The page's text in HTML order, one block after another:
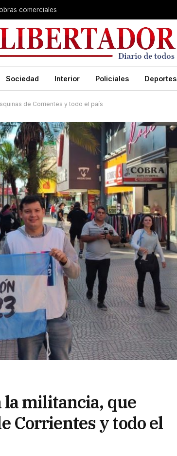
comerciales
Sociedad Interior Policiales Deportes
de Corrientes y todo el país
la militancia, que
Corrientes y todo el